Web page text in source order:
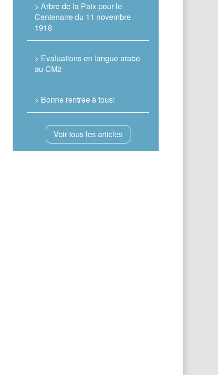
> Arbre de la Paix pour le
Centenaire du 11 novembre
1918
> Evaluations en langue arabe
au CM2
> Bonne rentrée à tous!
Voir tous les articles